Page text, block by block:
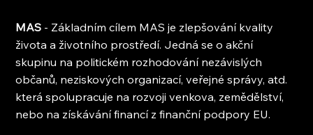
MAS - Základním cílem MAS je zlepšování kvality
života a životního prostředí. Jedná se o akční
skupinu na politickém rozhodování nezávislých
občanů, neziskových organizací, veřejné správy, atd.
která spolupracuje na rozvoji venkova, zemědělství,
nebo na získávání financí z finanční podpory EU.